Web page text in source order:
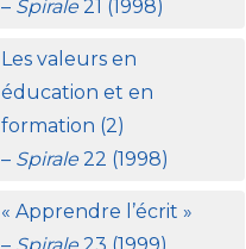
– Spirale21 (1998)
Les valeurs en
éducation et en
formation (2)
– Spirale22 (1998)
« Apprendre l’écrit »
– Spirale23 (1999)